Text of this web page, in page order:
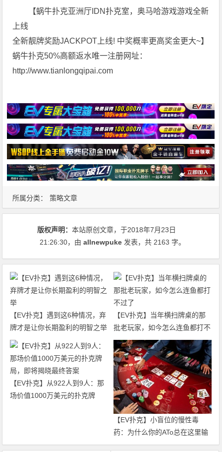
【蜗牛扑克亚洲厅IDN扑克室，奥马哈游戏游戏全新
上线
全新靓牌奖励JACKPOT上线! 中奖概率更高奖金更大~】
蜗牛扑克50%高额返水唯一注册网址：
http://www.tianlongqipai.com
所属分类： 策略文章
版权声明：本站原创文章，于2018年7月23日
21:26:30，由allnewpuke 发表，共 2163 字。
【EV扑克】遇到这6种情况，弃
牌才是让你长期盈利的明智之举
【EV扑克】当年横扫牌桌的那
批老玩家，如今怎么连鱼都打不
过了
【EV扑克】从922人到9人：那
场价值1000万美元的扑克牌
【EV扑克】小盲位的慢性毒
药：为什么你的ATo总在这里输
钱？